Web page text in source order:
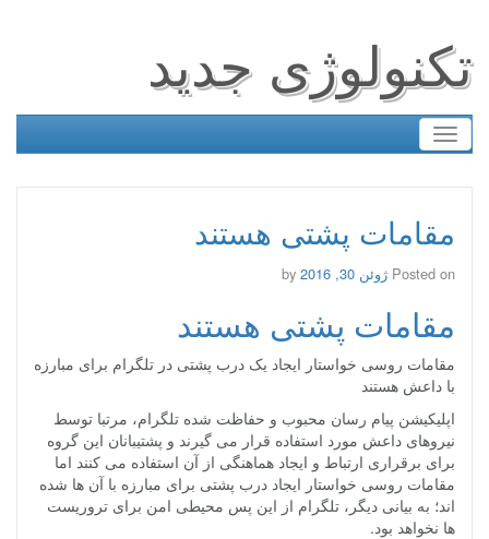
تکنولوژی جدید
Toggle
navigation
مقامات پشتی هستند
Posted on ژوئن 30, 2016
مقامات پشتی هستند
مقامات روسی خواستار ایجاد یک درب پشتی در تلگرام برای مبارزه
با داعش هستند
اپلیکیشن پیام رسان محبوب و حفاظت شده تلگرام، مرتبا توسط
نیروهای داعش مورد استفاده قرار می گیرند و پشتیبانان این گروه
برای برقراری ارتباط و ایجاد هماهنگی از آن استفاده می کنند اما
مقامات روسی خواستار ایجاد درب پشتی برای مبارزه با آن ها شده
اند؛ به بیانی دیگر، تلگرام از این پس محیطی امن برای تروریست
ها نخواهد بود.